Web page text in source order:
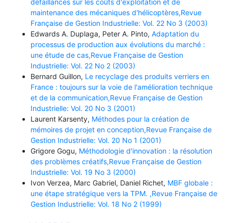
défaillances sur les coûts d'exploitation et de
maintenance des mécaniques d'hélicoptères,Revue
Française de Gestion Industrielle: Vol. 22 No 3 (2003)
Edwards A. Duplaga, Peter A. Pinto, Adaptation du
processus de production aux évolutions du marché :
une étude de cas,Revue Française de Gestion
Industrielle: Vol. 22 No 2 (2003)
Bernard Guillon, Le recyclage des produits verriers en
France : toujours sur la voie de l'amélioration technique
et de la communication,Revue Française de Gestion
Industrielle: Vol. 20 No 3 (2001)
Laurent Karsenty, Méthodes pour la création de
mémoires de projet en conception,Revue Française de
Gestion Industrielle: Vol. 20 No 1 (2001)
Grigore Gogu, Méthodologie d'innovation : la résolution
des problèmes créatifs,Revue Française de Gestion
Industrielle: Vol. 19 No 3 (2000)
Ivon Verzea, Marc Gabriel, Daniel Richet, MBF globale :
une étape stratégique vers la TPM. ,Revue Française de
Gestion Industrielle: Vol. 18 No 2 (1999)